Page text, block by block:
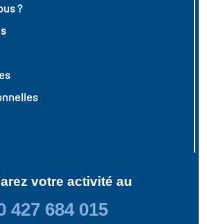
?
votre activité au
427 684 015